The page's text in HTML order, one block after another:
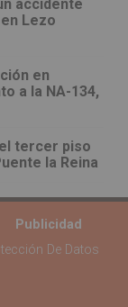
accidente
Lezo
en
a la NA-134,
tercer piso
la Reina
Publicidad
De Datos